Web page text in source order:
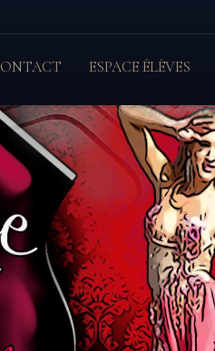
ESPACE ÉLÈVES